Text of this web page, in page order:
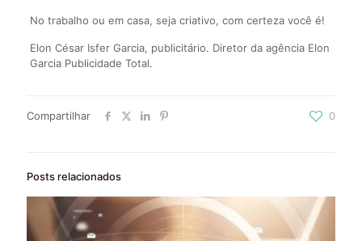
No trabalho ou em casa, seja criativo, com certeza você é!
Elon César Isfer Garcia, publicitário. Diretor da agência Elon
Garcia Publicidade Total.
Compartilhar 0
Posts relacionados